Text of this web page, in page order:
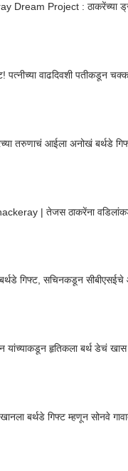
Dream Project : ठाकरेंच्या
पत्नीच्या वाढदिवशी पतीकडून
तरुणाचं आईला अनोखं बर्थडे
| तेजस ठाकरेंना
बर्थडे गिफ्ट, सचिनकडून सीबीएसईचे
यांच्याकडून हृतिकला बर्थ डेचं खास
बर्थडे गिफ्ट म्हणून सोनवे